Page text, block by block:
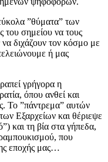
”θύματα” των
του σημείου να τους
διχάζουν τον κόσμο με
ή μας
γρήγορα η
όπου ανθεί και
Το ”πάντρεμα” αυτών
Εξαρχείων και θέριεψε
και τη βία στα γήπεδα,
που
εποχής μας…